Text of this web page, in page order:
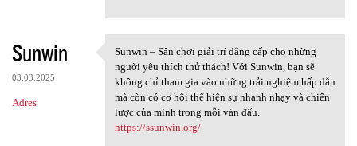
Sunwin
03.03.2025
Adres
Sunwin – Sân chơi giải trí
Sunwin – Sân chơi giải trí đẳng cấp cho những
người yêu thích thử thách! Với Sunwin, bạn sẽ
không chỉ tham gia vào những trải nghiệm hấp dẫn
mà còn có cơ hội thể hiện sự nhanh nhạy và chiến
lược của mình trong mỗi ván đấu.
https://ssunwin.org/